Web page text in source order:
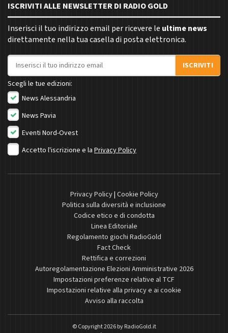
ISCRIVITI ALLE NEWSLETTER DI RADIO GOLD
Inserisci il tuo indirizzo email per ricevere le ultime news
direttamente nella tua casella di posta elettronica.
Indirizzo email
ISCRIVITI
Scegli le tue edizioni:
News Alessandria
News Pavia
Eventi Nord-Ovest
Accetto l'iscrizione e la Privacy Policy
Privacy Policy| Cookie Policy
Politica sulla diversità e inclusione
Codice etico e di condotta
Linea Editoriale
Regolamento giochi RadioGold
Fact Check
Rettifica e correzioni
Autoregolamentazione Elezioni Amministrative 2026
Impostazioni preferenze relative al TCF
Impostazioni relative alla privacy e ai cookie
Avviso alla raccolta
© Copyright 2026 byRadioGold.it